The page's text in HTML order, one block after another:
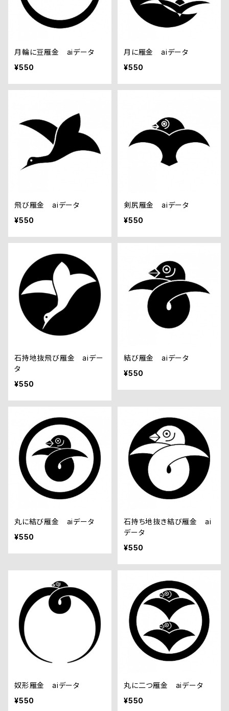
月輪に豆雁金 aiデータ
¥550
月に雁金 aiデータ
¥550
飛び雁金 aiデータ
¥550
剣尻雁金 aiデータ
¥550
石持地抜飛び雁金 aiデー
タ
¥550
結び雁金 aiデータ
¥550
丸に結び雁金 aiデータ
¥550
石持ち地抜き結び雁金 ai
データ
¥550
奴形雁金 aiデータ
¥550
丸に二つ雁金 aiデータ
¥550